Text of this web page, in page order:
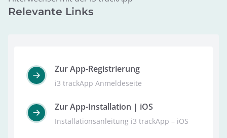
Relevante Links
Zur App-Registrierung
i3 trackApp Anmeldeseite
Zur App-Installation | iOS
Installationsanleitung i3 trackApp – iOS